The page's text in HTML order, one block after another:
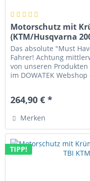
Motorschutz mit
(KTM/Husqvarna
Das absolute "Must
Fahrer! Achtung
von unseren
im DOWATEK
264,90 € *
Merken
TIPP!